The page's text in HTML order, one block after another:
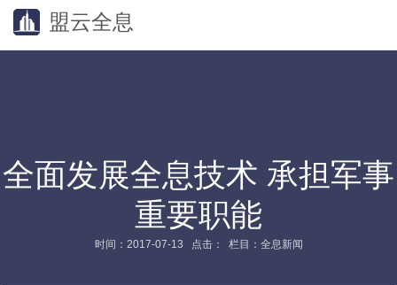
盟云全息
全面发展全息技术 承担军事
重要职能
时间：2017-07-13 点击： 栏目：全息新闻